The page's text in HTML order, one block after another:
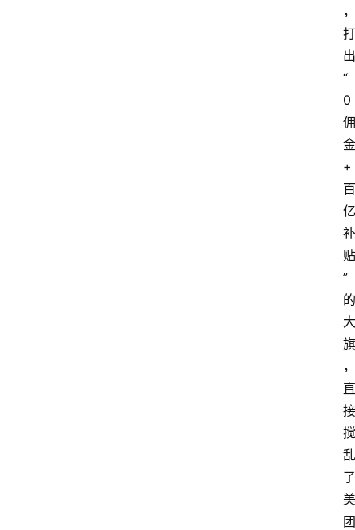
，
打
出
“
0
佣
金
+
百
亿
补
贴
”
的
大
旗
，
直
接
搅
乱
了
美
团